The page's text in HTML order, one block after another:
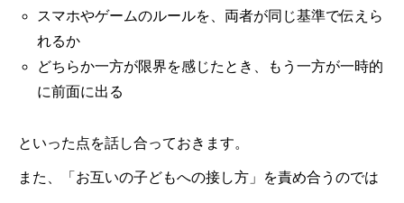
スマホやゲームのルールを、両者が同じ基準で伝えら
れるか
どちらか一方が限界を感じたとき、もう一方が一時的
に前面に出る
といった点を話し合っておきます。
また、「お互いの子どもへの接し方」を責め合うのでは